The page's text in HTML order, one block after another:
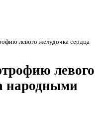
левого желудочка сердца
левого
народными